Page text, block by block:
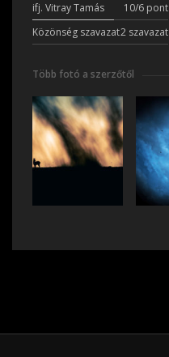
ifj. Vitray Tamás
10/6 pont
Közönség szavazat2 szavazat
Több fotó a szerzőtől